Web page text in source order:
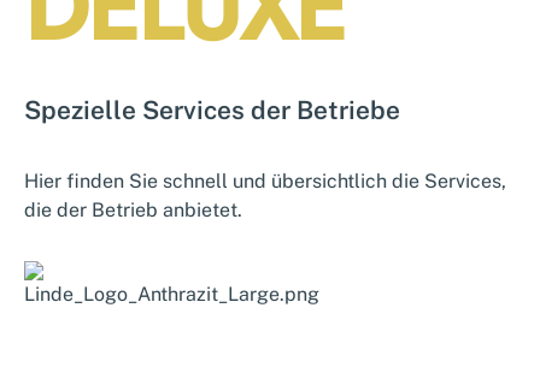
Spezielle Services der Betriebe
Hier finden Sie schnell und übersichtlich die Services,
die der Betrieb anbietet.